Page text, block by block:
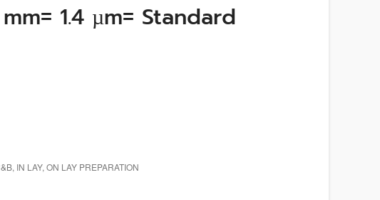
1.4 µm= Standard
IN LAY, ON LAY PREPARATION